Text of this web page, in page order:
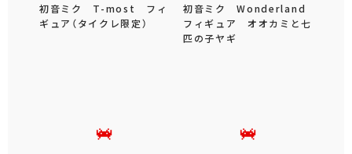
初音ミク T-most フィ
ギュア（タイクレ限定）
初音ミク Wonderland
フィギュア オオカミと七
匹の子ヤギ